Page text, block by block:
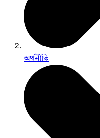
অর্থনীতি